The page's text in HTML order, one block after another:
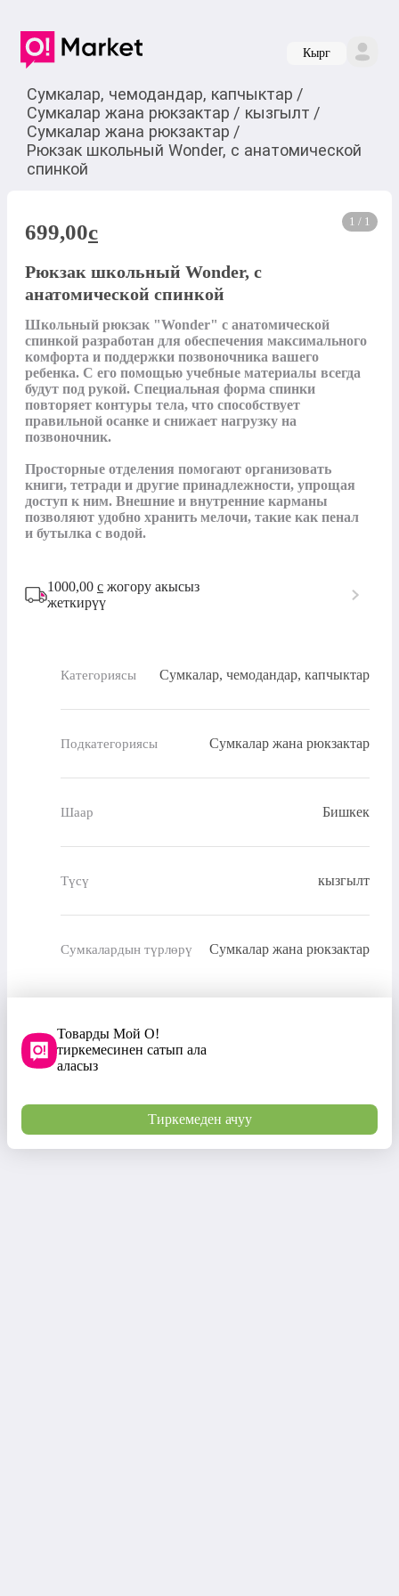
Кырг
Сумкалар, чемодандар, капчыктар /
Сумкалар жана рюкзактар / кызгылт /
Сумкалар жана рюкзактар /
Рюкзак школьный Wonder, с анатомической
спинкой
1 / 1
699,00c
Рюкзак школьный Wonder, с
анатомической спинкой
Школьный рюкзак "Wonder" с анатомической
спинкой разработан для обеспечения максимального
комфорта и поддержки позвоночника вашего
ребенка. С его помощью учебные материалы всегда
будут под рукой. Специальная форма спинки
повторяет контуры тела, что способствует
правильной осанке и снижает нагрузку на
позвоночник.
Просторные отделения помогают организовать
книги, тетради и другие принадлежности, упрощая
доступ к ним. Внешние и внутренние карманы
позволяют удобно хранить мелочи, такие как пенал
и бутылка с водой.
1000,00 с жогору акысыз
жеткирүү
Категориясы Сумкалар, чемодандар, капчыктар
Подкатегориясы Сумкалар жана рюкзактар
Шаар Бишкек
Түсү кызгылт
Сумкалардын түрлөрү Сумкалар жана рюкзактар
Товарды Мой О!
тиркемесинен сатып ала
аласыз
Тиркемеден ачуу